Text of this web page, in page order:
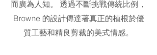
而廣為人知。 透過不斷挑戰傳統比例，
Browne 的設計傳達著真正的植根於優
質工藝和精良剪裁的美式情感。